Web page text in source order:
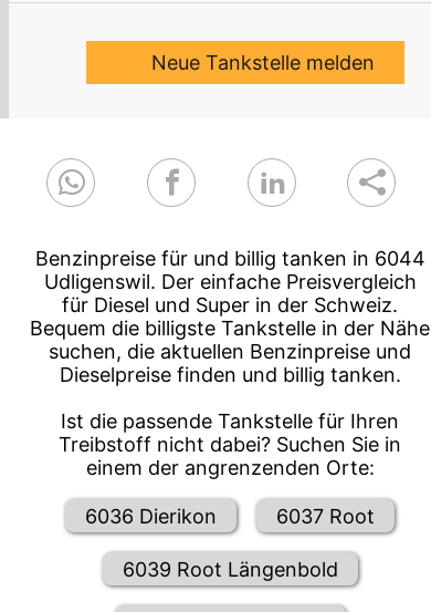
Neue Tankstelle melden
Benzinpreise für und billig tanken in 6044
Udligenswil. Der einfache Preisvergleich
für Diesel und Super in der Schweiz.
Bequem die billigste Tankstelle in der Nähe
suchen, die aktuellen Benzinpreise und
Dieselpreise finden und billig tanken.
Ist die passende Tankstelle für Ihren
Treibstoff nicht dabei? Suchen Sie in
einem der angrenzenden Orte:
6036 Dierikon 6037 Root
6039 Root Längenbold